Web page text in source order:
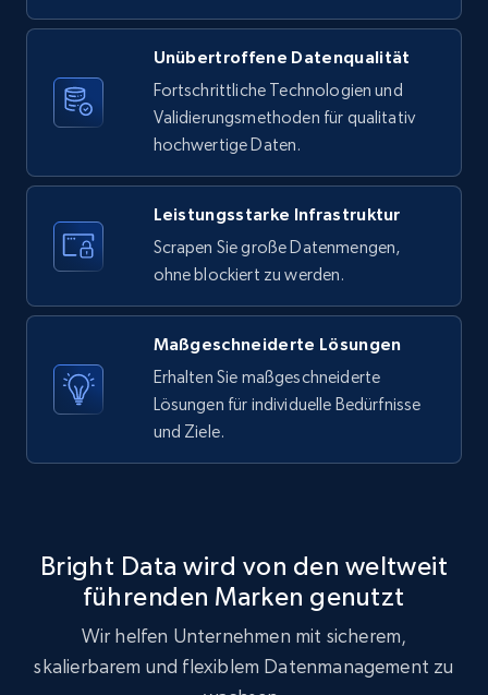
Unübertroffene Datenqualität
Fortschrittliche Technologien und
Validierungsmethoden für qualitativ
hochwertige Daten.
Leistungsstarke Infrastruktur
Scrapen Sie große Datenmengen,
ohne blockiert zu werden.
Maßgeschneiderte Lösungen
Erhalten Sie maßgeschneiderte
Lösungen für individuelle Bedürfnisse
und Ziele.
Bright Data wird von den weltweit
führenden Marken genutzt
Wir helfen Unternehmen mit sicherem,
skalierbarem und flexiblem Datenmanagement zu